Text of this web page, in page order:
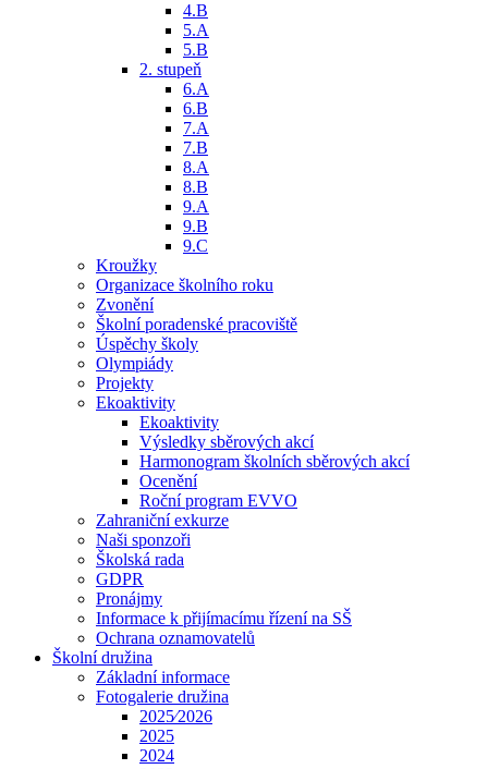
4.B
5.A
5.B
2. stupeň
6.A
6.B
7.A
7.B
8.A
8.B
9.A
9.B
9.C
Kroužky
Organizace školního roku
Zvonění
Školní poradenské pracoviště
Úspěchy školy
Olympiády
Projekty
Ekoaktivity
Ekoaktivity
Výsledky sběrových akcí
Harmonogram školních sběrových akcí
Ocenění
Roční program EVVO
Zahraniční exkurze
Naši sponzoři
Školská rada
GDPR
Pronájmy
Informace k přijímacímu řízení na SŠ
Ochrana oznamovatelů
Školní družina
Základní informace
Fotogalerie družina
2025⁄2026
2025
2024